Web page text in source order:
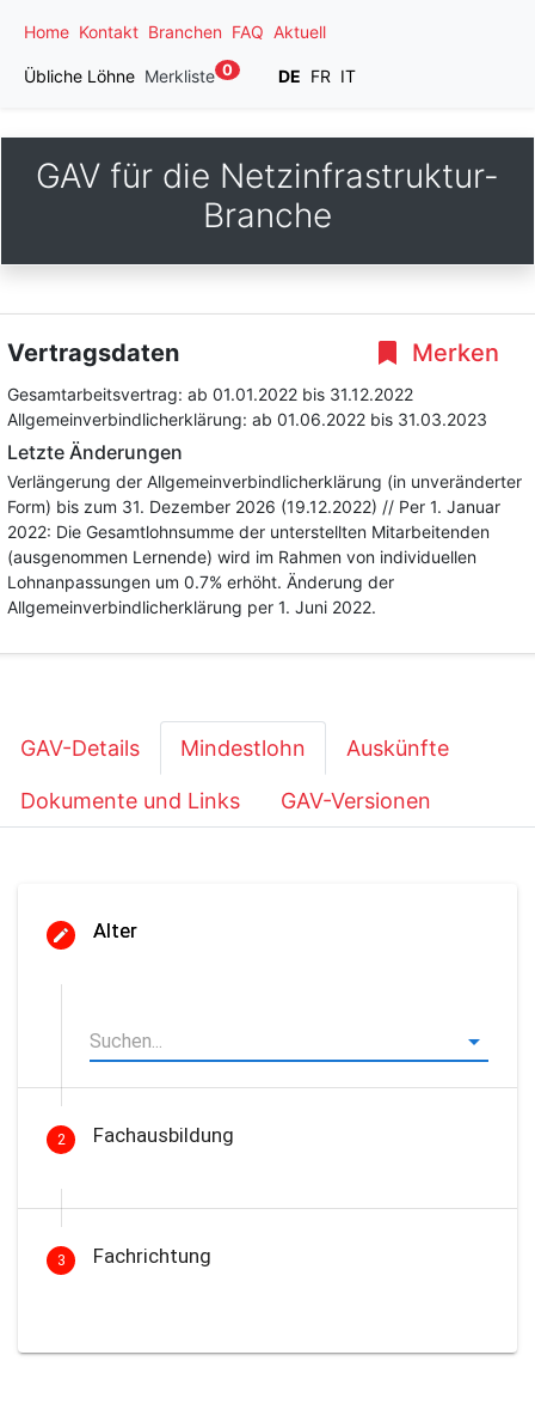
Home Kontakt Branchen FAQ Aktuell
Übliche Löhne Merkliste 0 DE FR IT
GAV für die Netzinfrastruktur-
Branche
Merken
Vertragsdaten
Gesamtarbeitsvertrag: ab 01.01.2022 bis 31.12.2022
Allgemeinverbindlicherklärung: ab 01.06.2022 bis 31.03.2023
Letzte Änderungen
Verlängerung der Allgemeinverbindlicherklärung (in unveränderter
Form) bis zum 31. Dezember 2026 (19.12.2022) // Per 1. Januar
2022: Die Gesamtlohnsumme der unterstellten Mitarbeitenden
(ausgenommen Lernende) wird im Rahmen von individuellen
Lohnanpassungen um 0.7% erhöht. Änderung der
Allgemeinverbindlicherklärung per 1. Juni 2022.
GAV-Details Mindestlohn Auskünfte
Dokumente und Links GAV-Versionen
Alter
2 Fachausbildung
3 Fachrichtung